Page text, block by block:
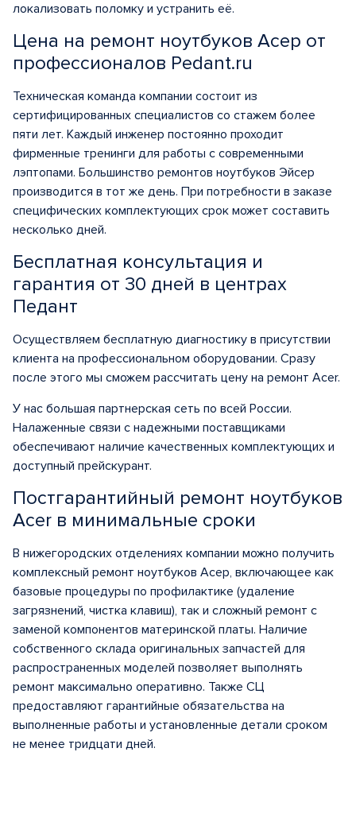
локализовать поломку и устранить её.
Цена на ремонт ноутбуков Асер от
профессионалов Pedant.ru
Техническая команда компании состоит из
сертифицированных специалистов со стажем более
пяти лет. Каждый инженер постоянно проходит
фирменные тренинги для работы с современными
лэптопами. Большинство ремонтов ноутбуков Эйсер
производится в тот же день. При потребности в заказе
специфических комплектующих срок может составить
несколько дней.
Бесплатная консультация и
гарантия от 30 дней в центрах
Педант
Осуществляем бесплатную диагностику в присутствии
клиента на профессиональном оборудовании. Сразу
после этого мы сможем рассчитать цену на ремонт Acer.
У нас большая партнерская сеть по всей России.
Налаженные связи с надежными поставщиками
обеспечивают наличие качественных комплектующих и
доступный прейскурант.
Постгарантийный ремонт ноутбуков
Acer в минимальные сроки
В нижегородских отделениях компании можно получить
комплексный ремонт ноутбуков Асер, включающее как
базовые процедуры по профилактике (удаление
загрязнений, чистка клавиш), так и сложный ремонт с
заменой компонентов материнской платы. Наличие
собственного склада оригинальных запчастей для
распространенных моделей позволяет выполнять
ремонт максимально оперативно. Также СЦ
предоставляют гарантийные обязательства на
выполненные работы и установленные детали сроком
не менее тридцати дней.